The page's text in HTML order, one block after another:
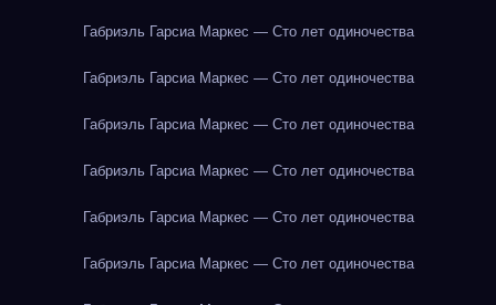
Габриэль Гарсиа Маркес — Сто лет одиночества
Габриэль Гарсиа Маркес — Сто лет одиночества
Габриэль Гарсиа Маркес — Сто лет одиночества
Габриэль Гарсиа Маркес — Сто лет одиночества
Габриэль Гарсиа Маркес — Сто лет одиночества
Габриэль Гарсиа Маркес — Сто лет одиночества